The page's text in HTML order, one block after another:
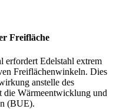
Freifläche
erfordert Edelstahl extrem
Freiflächenwinkeln. Dies
anstelle des
die Wärmeentwicklung und
(BUE).